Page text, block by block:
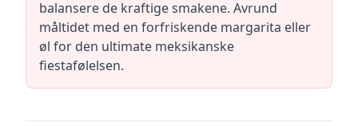
balansere de kraftige smakene. Avrund
måltidet med en forfriskende margarita eller
øl for den ultimate meksikanske
fiestafølelsen.